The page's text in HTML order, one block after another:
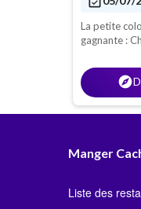
La petite
gagnante :
explore
Manger
Liste des